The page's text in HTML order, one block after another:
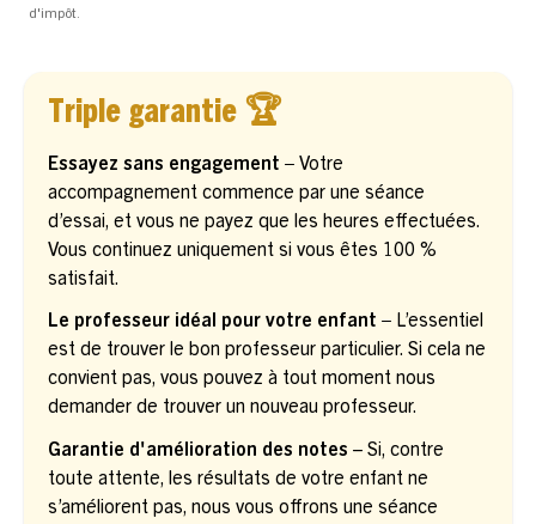
d'impôt.
Triple garantie 🏆
Essayez sans engagement – Votre
accompagnement commence par une séance
d’essai, et vous ne payez que les heures effectuées.
Vous continuez uniquement si vous êtes 100 %
satisfait.
Le professeur idéal pour votre enfant – L’essentiel
est de trouver le bon professeur particulier. Si cela ne
convient pas, vous pouvez à tout moment nous
demander de trouver un nouveau professeur.
Garantie d'amélioration des notes – Si, contre
toute attente, les résultats de votre enfant ne
s’améliorent pas, nous vous offrons une séance